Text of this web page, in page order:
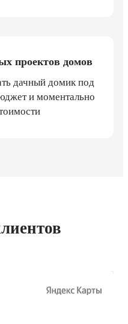
проектов домов
дачный домик под
и моментально